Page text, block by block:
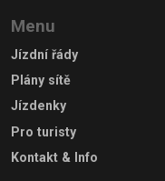
Menu
Jízdní řády
Plány sítě
Jízdenky
Pro turisty
Kontakt & Info